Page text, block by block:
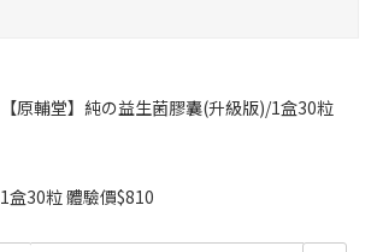
【原輔堂】純の益生菌膠囊(升級版)/1盒30粒
1盒30粒 體驗價$810